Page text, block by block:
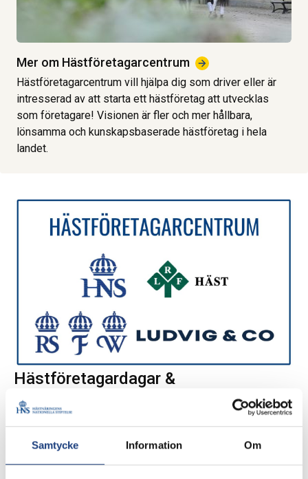
Samtycke Information Om
Mer om Hästföretagarcentrum
Hästföretagarcentrum vill hjälpa dig som driver eller är
intresserad av att starta ett hästföretag att utvecklas
som företagare! Visionen är fler och mer hållbara,
lönsamma och kunskapsbaserade hästföretag i hela
landet.
Hästföretagardagar &
Arbetsmiljöträffar
jobb” som drivs tillsammans med LRF och finansieras via
Landsbygdsprogrammet.etagardagar & Arbetsmiljöträffar